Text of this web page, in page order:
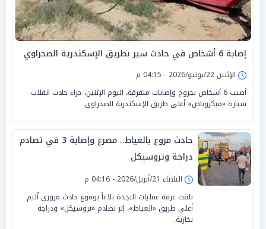
إصابة 6 أشخاص في حادث سير بطريق الإسكندرية الصحراوي
الإثنين 22/يونيو/2026 - 04:15 م
أصيب 6 أشخاص بجروح وإصابات متفرقة، اليوم الإثنين، جراء حادث انقلاب
سيارة «ميكروباص» أعلى طريق الإسكندرية الصحراوي.
حادث مروع بالعياط.. مصرع وإصابة 3 في تصادم
دراجة وتروسيكل
الثلاثاء 21/أبريل/2026 - 04:16 م
تلقت غرفة عمليات النجدة بلاغاً بوقوع حادث مروري أليم
أعلى طريق «العياط»، إثر تصادم «تروسيكل» ودراجة
بخارية.